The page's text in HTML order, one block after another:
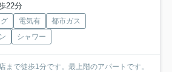
22分
電気有
都市ガス
シャワー
まで徒歩1分です。最上階のアパートです。